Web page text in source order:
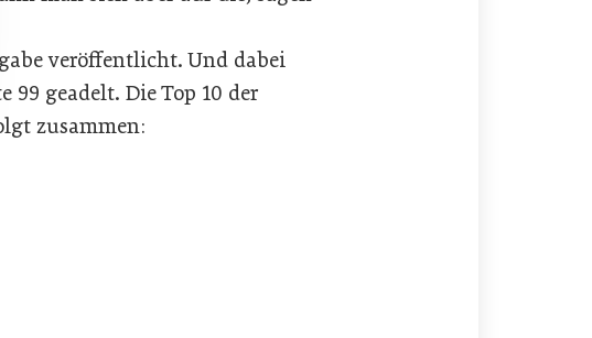
veröffentlicht. Und dabei
geadelt. Die Top 10 der
zusammen: